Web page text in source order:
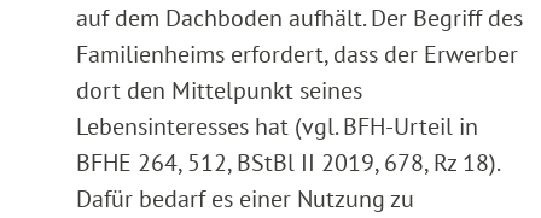
auf dem Dachboden aufhält. Der Begriff des
Familienheims erfordert, dass der Erwerber
dort den Mittelpunkt seines
Lebensinteresses hat (vgl. BFH-Urteil in
BFHE 264, 512, BStBl II 2019, 678, Rz 18).
Dafür bedarf es einer Nutzung zu